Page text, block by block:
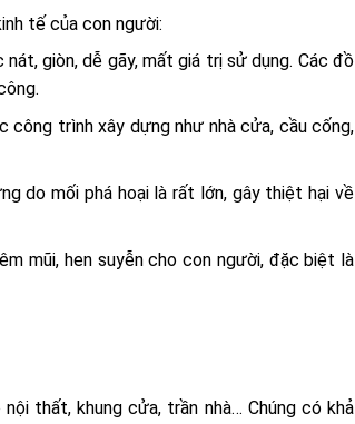
tế của con người:
giòn, dễ gãy, mất giá trị sử dụng. Các đồ
trình xây dựng như nhà cửa, cầu cống,
do mối phá hoại là rất lớn, gây thiệt hại về
mũi, hen suyễn cho con người, đặc biệt là
thất, khung cửa, trần nhà… Chúng có khả